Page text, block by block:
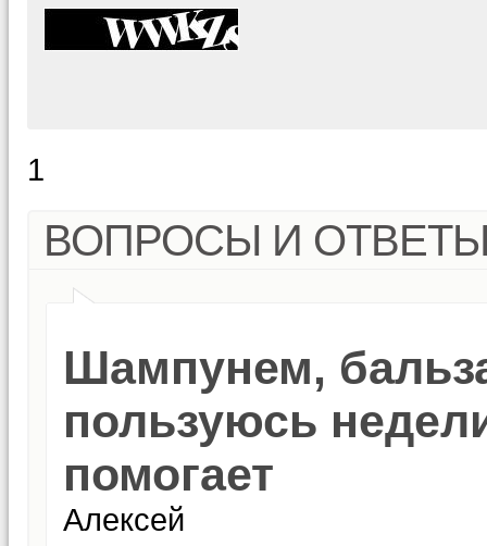
1
ВОПРОСЫ И
Шампунем,
пользуюсь
помогает
Алексей